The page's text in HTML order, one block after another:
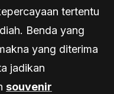
tertentu
Benda yang
yang diterima
jadikan
souvenir